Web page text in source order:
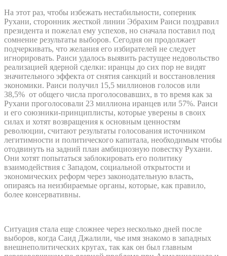
На этот раз, чтобы избежать нестабильности, соперник
Рухани, сторонник жесткой линии Эбрахим Раиси поздравил
президента и пожелал ему успехов, но сначала поставил под
сомнение результаты выборов. Сегодня он продолжает
подчеркивать, что желания его избирателей не следует
игнорировать. Раиси удалось выявить растущее недовольство
реализацией ядерной сделки: иранцы до сих пор не видят
значительного эффекта от снятия санкций и восстановления
экономики. Раиси получил 15,5 миллионов голосов или
38,5% от общего числа проголосовавших, в то время как за
Рухани проголосовали 23 миллиона иранцев или 57%. Раиси
и его союзники-принциплисты, которые уверены в своих
силах и хотят возвращения к основным ценностям
революции, считают результаты голосования источником
легитимности и политического капитала, необходимым чтобы
отодвинуть на задний план амбициозную повестку Рухани.
Они хотят попытаться заблокировать его политику
взаимодействия с Западом, социальной открытости и
экономических реформ через законодательную власть,
опираясь на неизбираемые органы, которые, как правило,
более консервативны.
Ситуация стала еще сложнее через несколько дней после
выборов, когда Саид Джалили, чье имя знакомо в западных
внешнеполитических кругах, так как он был главным